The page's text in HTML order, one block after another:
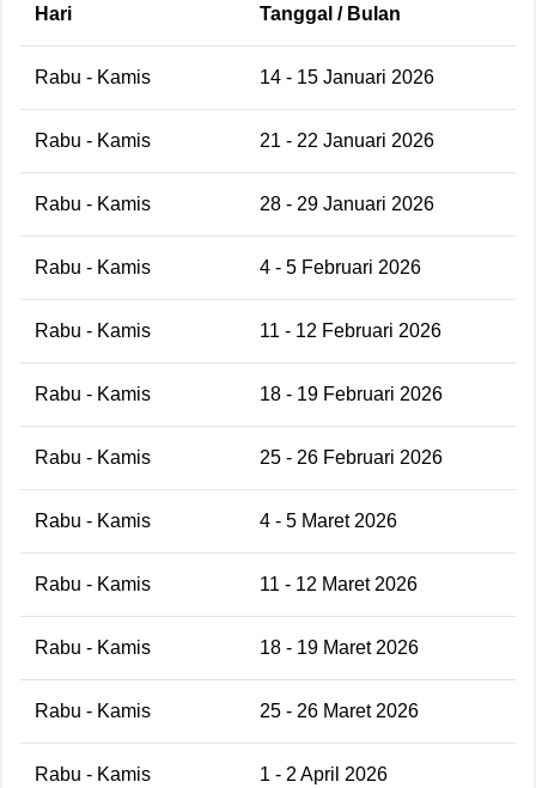
Hari Tanggal / Bulan
Rabu - Kamis 14 - 15 Januari 2026
Rabu - Kamis 21 - 22 Januari 2026
Rabu - Kamis 28 - 29 Januari 2026
Rabu - Kamis 4 - 5 Februari 2026
Rabu - Kamis 11 - 12 Februari 2026
Rabu - Kamis 18 - 19 Februari 2026
Rabu - Kamis 25 - 26 Februari 2026
Rabu - Kamis 4 - 5 Maret 2026
Rabu - Kamis 11 - 12 Maret 2026
Rabu - Kamis 18 - 19 Maret 2026
Rabu - Kamis 25 - 26 Maret 2026
Rabu - Kamis 1 - 2 April 2026